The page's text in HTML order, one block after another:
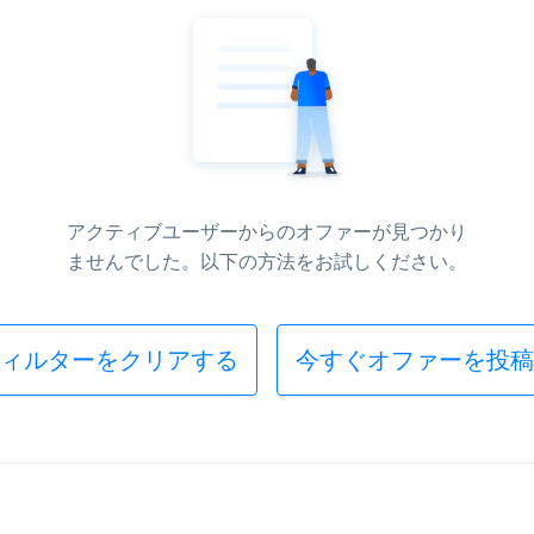
アクティブユーザーからのオファーが見つかり
ませんでした。以下の方法をお試しください。
ルターをクリアする 今すぐオファーを投